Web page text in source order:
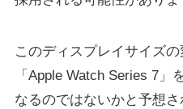
このディスプレイサイズの
「Apple Watch Series 7
なるのではないかと予想さ